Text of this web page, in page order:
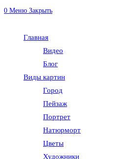
0 Меню Закрыть
Главная
Видео
Блог
Виды картин
Город
Пейзаж
Портрет
Натюрморт
Цветы
Художники